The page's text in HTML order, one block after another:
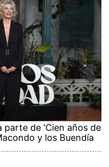
de ‘Cien años de
y los Buendía